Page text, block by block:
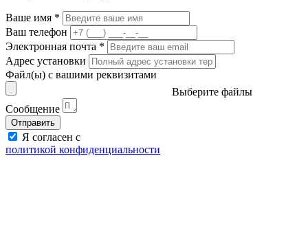
Ваше имя *
Ваш телефон
Электронная почта *
Адрес установки
Файл(ы) с вашими реквизитами
Выберите файлы
Сообщение
Отправить
Я согласен с
политикой конфиденциальности